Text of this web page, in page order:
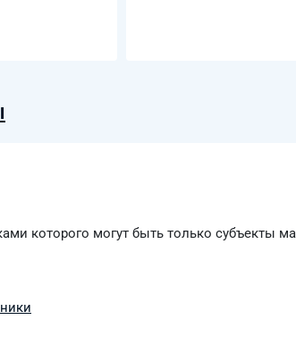
которого могут быть только субъекты